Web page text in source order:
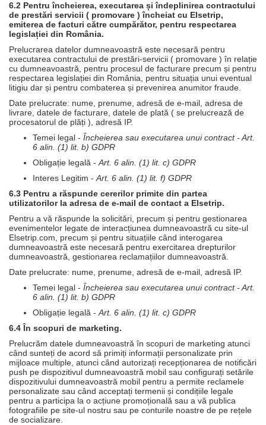
6.2 Pentru încheierea, executarea și îndeplinirea contractului
de prestări servicii ( promovare ) încheiat cu Elsetrip,
emiterea de facturi către cumpărător, pentru respectarea
legislației din România.
Prelucrarea datelor dumneavoastră este necesară pentru
executarea contractului de prestări-servicii ( promovare ) în relație
cu dumneavoastră, pentru procesul de facturare precum și pentru
respectarea legislației din România, pentru situația unui eventual
litigiu dar și pentru combaterea și prevenirea anumitor fraude.
Date prelucrate: nume, prenume, adresă de e-mail, adresa de
livrare, datele de facturare, datele de plată ( se prelucrează de
procesatorul de plăți ), adresă IP.
Temei legal - Încheierea sau executarea unui contract - Art.
6 alin. (1) lit. b) GDPR
Obligație legală - Art. 6 alin. (1) lit. c) GDPR
Interes Legitim - Art. 6 alin. (1) lit. f) GDPR
6.3 Pentru a răspunde cererilor primite din partea
utilizatorilor la adresa de e-mail de contact a Elsetrip.
Pentru a vă răspunde la solicitări, precum și pentru gestionarea
evenimentelor legate de interacțiunea dumneavoastră cu site-ul
Elsetrip.com, precum și pentru situațiile când interogarea
dumneavoastră este necesară pentru exercitarea drepturilor
dumneavoastră, gestionarea reclamațiilor dumneavoastră.
Date prelucrate: nume, prenume, adresă de e-mail, adresă IP.
Temei legal - Încheierea sau executarea unui contract - Art.
6 alin. (1) lit. b) GDPR
Obligație legală - Art. 6 alin. (1) lit. c) GDPR
6.4 În scopuri de marketing.
Prelucrăm datele dumneavoastră în scopuri de marketing atunci
când sunteți de acord să primiți informații personalizate prin
mijloace multiple, atunci când autorizați recepționarea de notificări
push pe dispozitivul dumneavoastră mobil sau configurați setările
dispozitivului dumneavoastră mobil pentru a permite reclamele
personalizate sau când acceptați termenii și condițiile legale
pentru a participa la o acțiune promoțională sau a vă publica
fotografiile pe site-ul nostru sau pe conturile noastre de pe rețele
de socializare.